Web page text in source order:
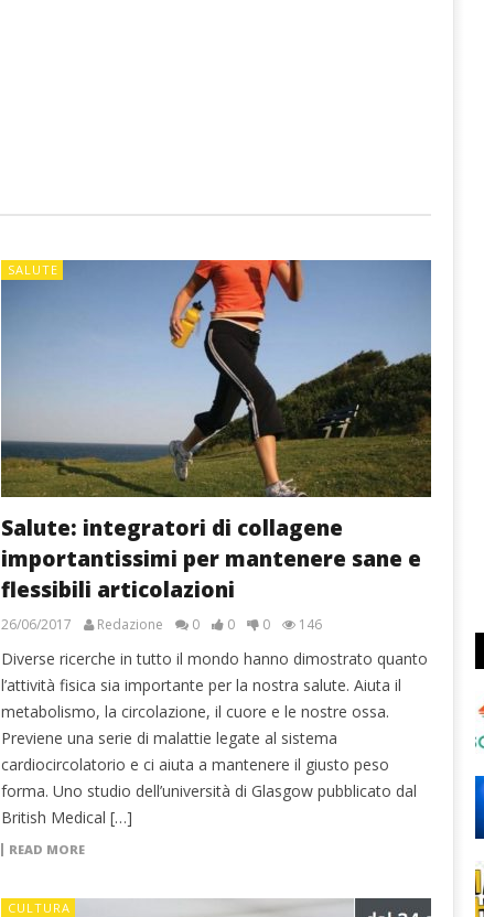
SALUTE
Salute: integratori di collagene
importantissimi per mantenere sane e
flessibili articolazioni
26/06/2017 Redazione 0 0 0 146
Diverse ricerche in tutto il mondo hanno dimostrato quanto
l’attività fisica sia importante per la nostra salute. Aiuta il
metabolismo, la circolazione, il cuore e le nostre ossa.
Previene una serie di malattie legate al sistema
cardiocircolatorio e ci aiuta a mantenere il giusto peso
forma. Uno studio dell’università di Glasgow pubblicato dal
British Medical […]
READ MORE
CULTURA